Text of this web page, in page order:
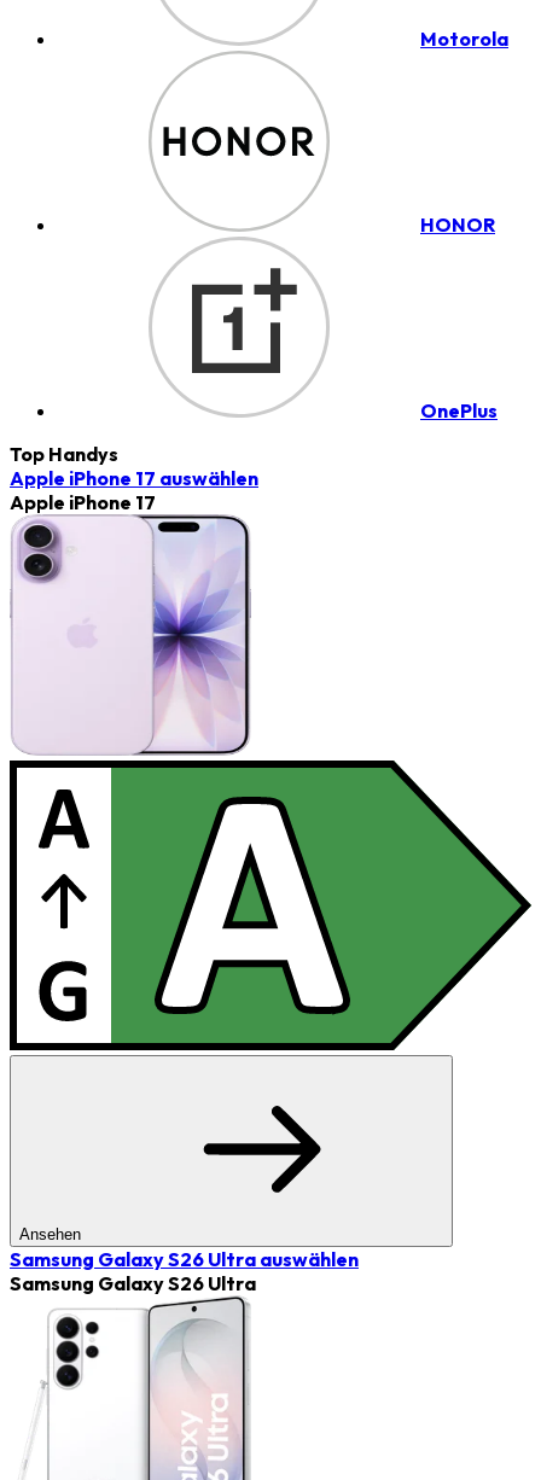
Motorola
HONOR
OnePlus
Top Handys
Apple iPhone 17 auswählen
Apple iPhone 17
Ansehen
Samsung Galaxy S26 Ultra auswählen
Samsung Galaxy S26 Ultra